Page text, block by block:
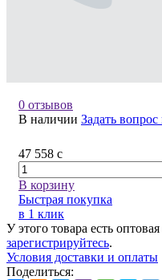
0 отзывов
В наличии Задать
47 558 c
В корзину
Быстрая покупка
в 1 клик
У этого товара есть
зарегистрируйтесь.
Условия доставки и оплаты
Поделиться: